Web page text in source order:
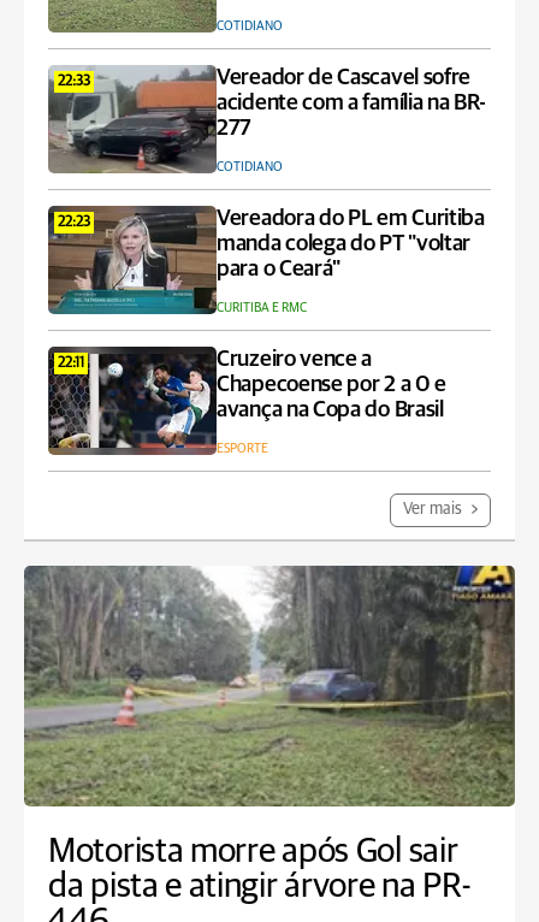
COTIDIANO
22:33
Vereador de Cascavel sofre
acidente com a família na BR-
277
COTIDIANO
22:23
Vereadora do PL em Curitiba
manda colega do PT "voltar
para o Ceará"
CURITIBA E RMC
22:11
Cruzeiro vence a
Chapecoense por 2 a 0 e
avança na Copa do Brasil
ESPORTE
Ver mais
Motorista morre após Gol sair
da pista e atingir árvore na PR-